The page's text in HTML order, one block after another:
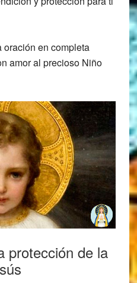
oración en completa
amor al precioso Niño
protección de la